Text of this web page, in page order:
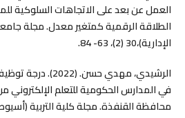
العمل عن بعد على الاتجاهات السلوكية
الطلاقة الرقمية كمتغير معدل. مجلة
الإدارية)،30 (2)، 63- 84.
الرشيدي، مهدي حسن.
في المدارس الحكومية للتعلم
محافظة القنفذة. مجلة کلية التربية (أسيوط), 38(11), 211-